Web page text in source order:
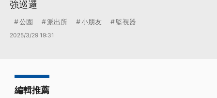
強巡邏
公園 派出所 小朋友 監視器
2025/3/29 19:31
編輯推薦